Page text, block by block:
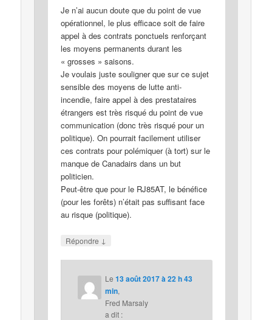
Je n’ai aucun doute que du point de vue
opérationnel, le plus efficace soit de faire
appel à des contrats ponctuels renforçant
les moyens permanents durant les
« grosses » saisons.
Je voulais juste souligner que sur ce sujet
sensible des moyens de lutte anti-
incendie, faire appel à des prestataires
étrangers est très risqué du point de vue
communication (donc très risqué pour un
politique). On pourrait facilement utiliser
ces contrats pour polémiquer (à tort) sur le
manque de Canadairs dans un but
politicien.
Peut-être que pour le RJ85AT, le bénéfice
(pour les forêts) n’était pas suffisant face
au risque (politique).
Répondre ↓
Le 13 août 2017 à 22 h 43
min,
Fred Marsaly
a dit :